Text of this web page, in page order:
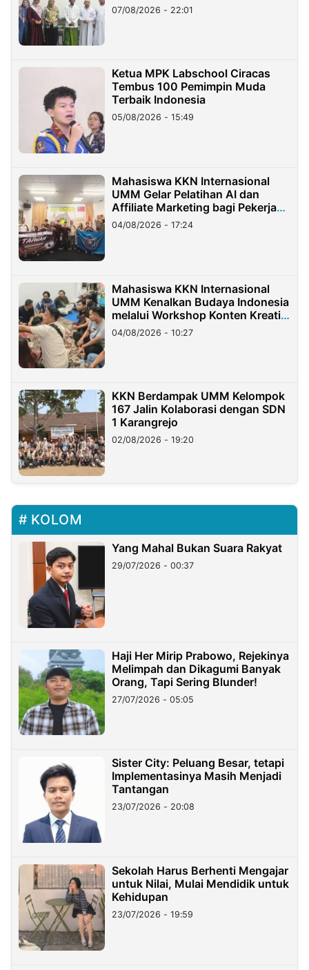
07/08/2026 - 22:01
Ketua MPK Labschool Ciracas
Tembus 100 Pemimpin Muda
Terbaik Indonesia
05/08/2026 - 15:49
Mahasiswa KKN Internasional
UMM Gelar Pelatihan AI dan
Affiliate Marketing bagi Pekerja
Migran Indonesia di Taiwan
04/08/2026 - 17:24
Mahasiswa KKN Internasional
UMM Kenalkan Budaya Indonesia
melalui Workshop Konten Kreatif
di Taiwan
04/08/2026 - 10:27
KKN Berdampak UMM Kelompok
167 Jalin Kolaborasi dengan SDN
1 Karangrejo
02/08/2026 - 19:20
KOLOM
Yang Mahal Bukan Suara Rakyat
29/07/2026 - 00:37
Haji Her Mirip Prabowo, Rejekinya
Melimpah dan Dikagumi Banyak
Orang, Tapi Sering Blunder!
27/07/2026 - 05:05
Sister City: Peluang Besar, tetapi
Implementasinya Masih Menjadi
Tantangan
23/07/2026 - 20:08
Sekolah Harus Berhenti Mengajar
untuk Nilai, Mulai Mendidik untuk
Kehidupan
23/07/2026 - 19:59